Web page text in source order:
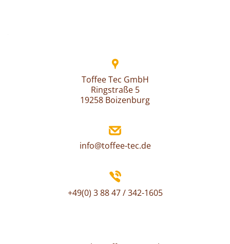
Toffee Tec GmbH
Ringstraße 5
19258 Boizenburg
info@toffee-tec.de
+49(0) 3 88 47 / 342-1605